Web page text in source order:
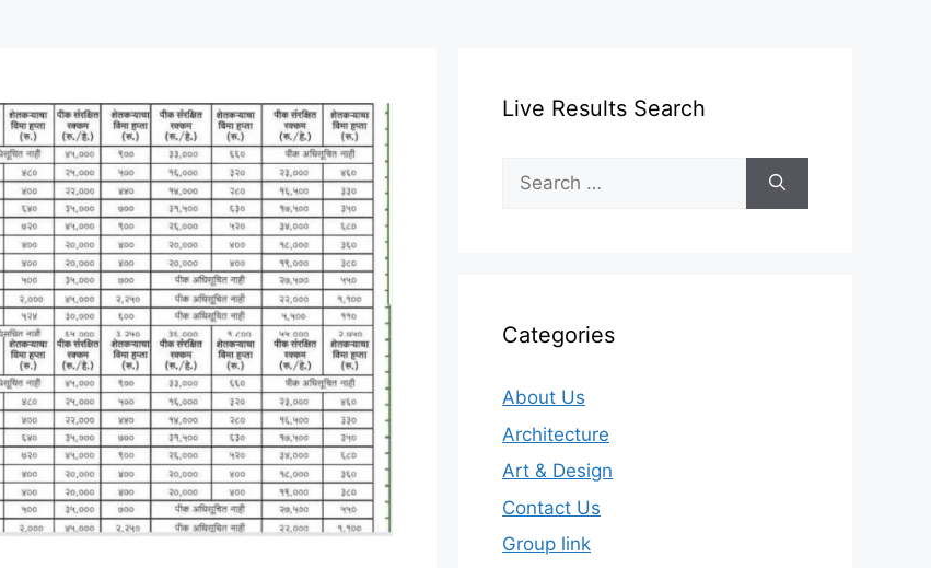
Live Results Search
Search
for:
Categories
About Us
Architecture
Art & Design
Contact Us
Group link